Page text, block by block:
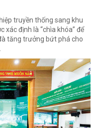
truyền thống sang khu
xác định là “chìa khóa” để
tăng trưởng bứt phá cho